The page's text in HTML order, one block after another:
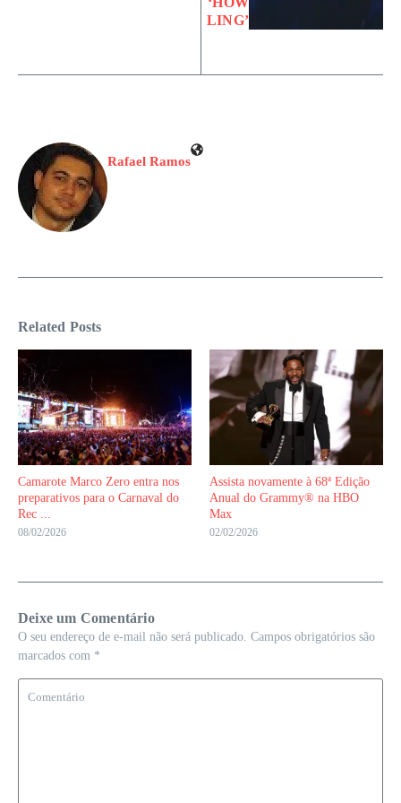
LING’
Rafael Ramos
Related Posts
Camarote Marco Zero entra nos
preparativos para o Carnaval do
Rec ...
08/02/2026
Assista novamente à 68ª Edição
Anual do Grammy® na HBO
Max
02/02/2026
Deixe um Comentário
O seu endereço de e-mail não será publicado. Campos obrigatórios são
marcados com *